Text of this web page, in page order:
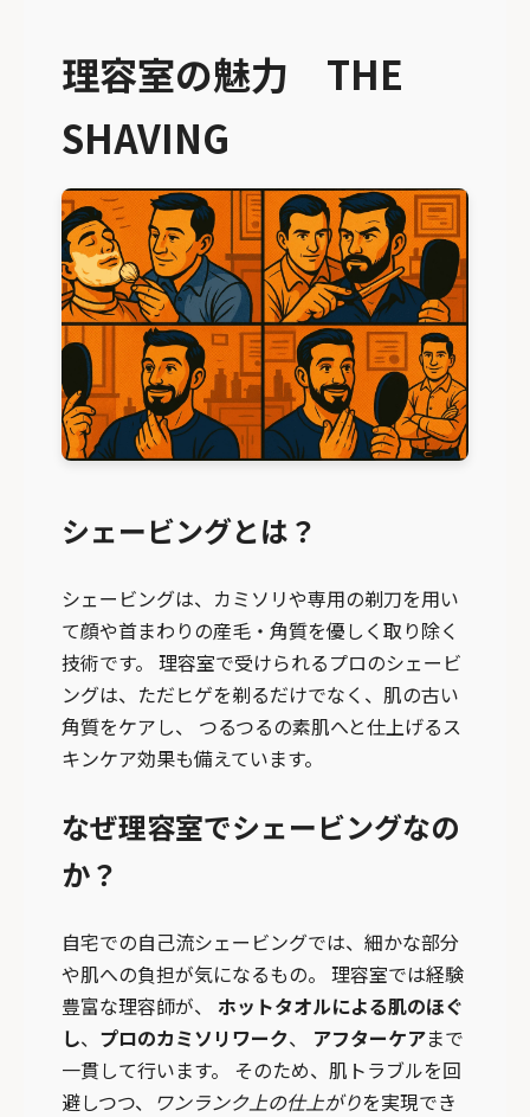
理容室の魅力 THE
SHAVING
シェービングとは？
シェービングは、カミソリや専用の剃刀を用い
て顔や首まわりの産毛・角質を優しく取り除く
技術です。 理容室で受けられるプロのシェービ
ングは、ただヒゲを剃るだけでなく、肌の古い
角質をケアし、 つるつるの素肌へと仕上げるス
キンケア効果も備えています。
なぜ理容室でシェービングなの
か？
自宅での自己流シェービングでは、細かな部分
や肌への負担が気になるもの。 理容室では経験
豊富な理容師が、 ホットタオルによる肌のほぐ
し、 プロのカミソリワーク、 アフターケアまで
一貫して行います。 そのため、肌トラブルを回
避しつつ、 ワンランク上の仕上がりを実現でき